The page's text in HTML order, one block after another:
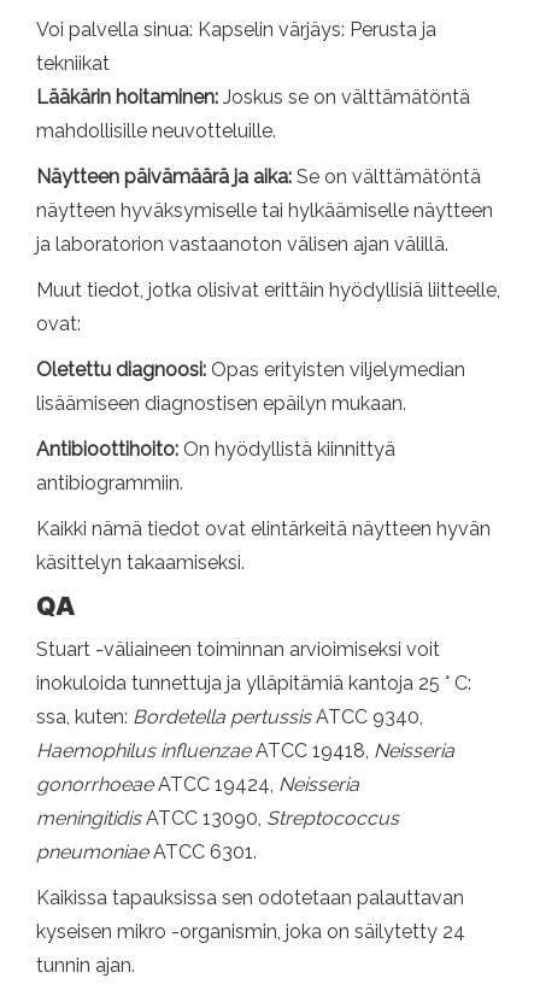
Voi palvella sinua: Kapselin värjäys: Perusta ja
tekniikat
Lääkärin hoitaminen: Joskus se on välttämätöntä
mahdollisille neuvotteluille.
Näytteen päivämäärä ja aika: Se on välttämätöntä
näytteen hyväksymiselle tai hylkäämiselle näytteen
ja laboratorion vastaanoton välisen ajan välillä.
Muut tiedot, jotka olisivat erittäin hyödyllisiä liitteelle,
ovat:
Oletettu diagnoosi: Opas erityisten viljelymedian
lisäämiseen diagnostisen epäilyn mukaan.
Antibioottihoito: On hyödyllistä kiinnittyä
antibiogrammiin.
Kaikki nämä tiedot ovat elintärkeitä näytteen hyvän
käsittelyn takaamiseksi.
QA
Stuart -väliaineen toiminnan arvioimiseksi voit
inokuloida tunnettuja ja ylläpitämiä kantoja 25 ° C:
ssa, kuten: Bordetella pertussisATCC 9340,
Haemophilus influenzaeATCC 19418, Neisseria
gonorrhoeaeATCC 19424, Neisseria
meningitidisATCC 13090, Streptococcus
pneumoniaeATCC 6301.
Kaikissa tapauksissa sen odotetaan palauttavan
kyseisen mikro -organismin, joka on säilytetty 24
tunnin ajan.